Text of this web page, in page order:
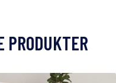
PRODUKTER